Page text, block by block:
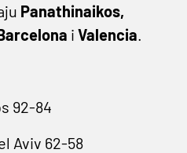
Panathinaikos,
i Valencia.
92-84
Aviv 62-58